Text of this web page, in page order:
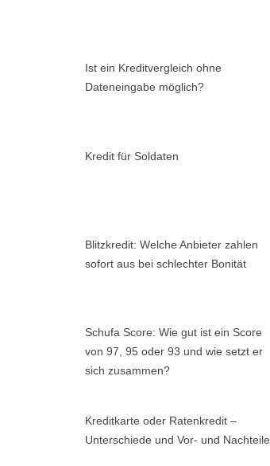
Ist ein Kreditvergleich ohne
Dateneingabe möglich?
Kredit für Soldaten
Blitzkredit: Welche Anbieter zahlen
sofort aus bei schlechter Bonität
Schufa Score: Wie gut ist ein Score
von 97, 95 oder 93 und wie setzt er
sich zusammen?
Kreditkarte oder Ratenkredit –
Unterschiede und Vor- und Nachteile